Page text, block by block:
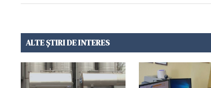
ALTE ȘTIRI DE INTERES